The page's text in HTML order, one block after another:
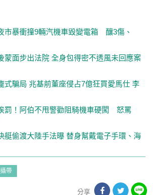
市暴衝撞9輛汽機車毀變電箱 釀3傷、
蒙面步出法院 全身包得密不透風未回應案
式騙局 兆基前董座侵占7億狂買愛馬仕 李
罰！阿伯不甩警勸阻騎機車硬闖 怒罵
艇偷渡大陸手法曝 替身幫戴電子手環、海
帶
分享